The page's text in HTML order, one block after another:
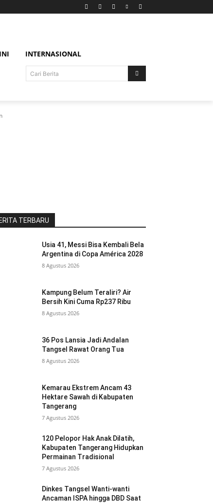
INTERNASIONAL
Cari Berita
TERBARU
Usia 41, Messi Bisa Kembali Bela
Argentina di Copa América 2028
8 Agustus 2026
Kampung Belum Teraliri? Air
Bersih Kini Cuma Rp237 Ribu
8 Agustus 2026
36 Pos Lansia Jadi Andalan
Tangsel Rawat Orang Tua
8 Agustus 2026
Kemarau Ekstrem Ancam 43
Hektare Sawah di Kabupaten
Tangerang
7 Agustus 2026
120 Pelopor Hak Anak Dilatih,
Kabupaten Tangerang Hidupkan
Permainan Tradisional
7 Agustus 2026
Dinkes Tangsel Wanti-wanti
Ancaman ISPA hingga DBD Saat